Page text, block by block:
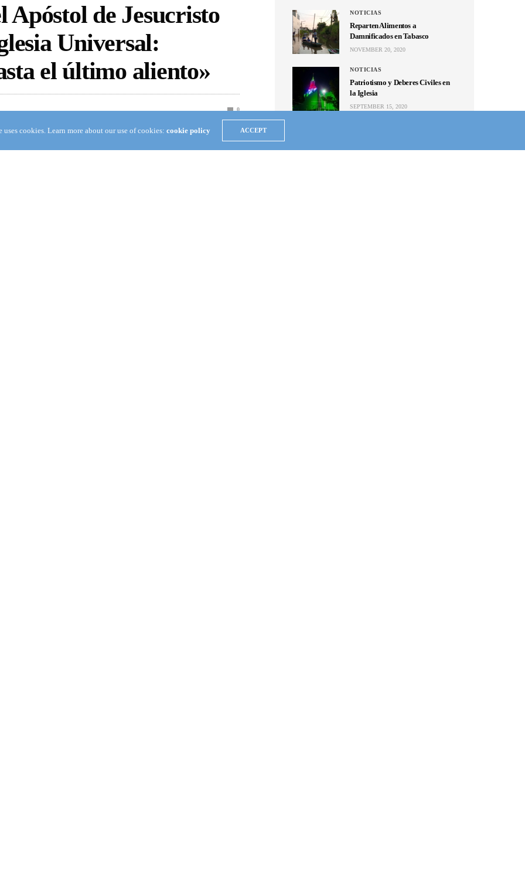
Apóstol de Jesucristo
Universal:
el último aliento»
0
NOTICIAS
Reparten Alimentos a
Damnificados en Tabasco
NOVEMBER 20, 2020
NOTICIAS
Patriotismo y Deberes Civiles en
la Iglesia
SEPTEMBER 15, 2020
humanitaria a Hermosa
uses cookies. Learn more about our use of cookies:cookie policy ACCEPT